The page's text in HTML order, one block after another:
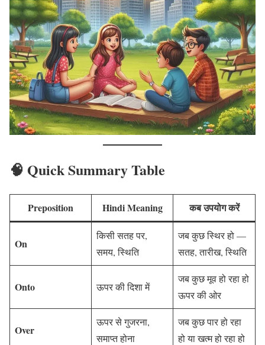
🧠 Quick Summary Table
Preposition Hindi Meaning कब उपयोग करें
On
किसी सतह पर,
समय, स्थिति
जब कुछ स्थिर हो —
सतह, तारीख, स्थिति
Onto ऊपर की दिशा में
जब कुछ मूव हो रहा हो
ऊपर की ओर
Over
ऊपर से गुजरना,
समाप्त होना
जब कुछ पार हो रहा
हो या खत्म हो रहा हो